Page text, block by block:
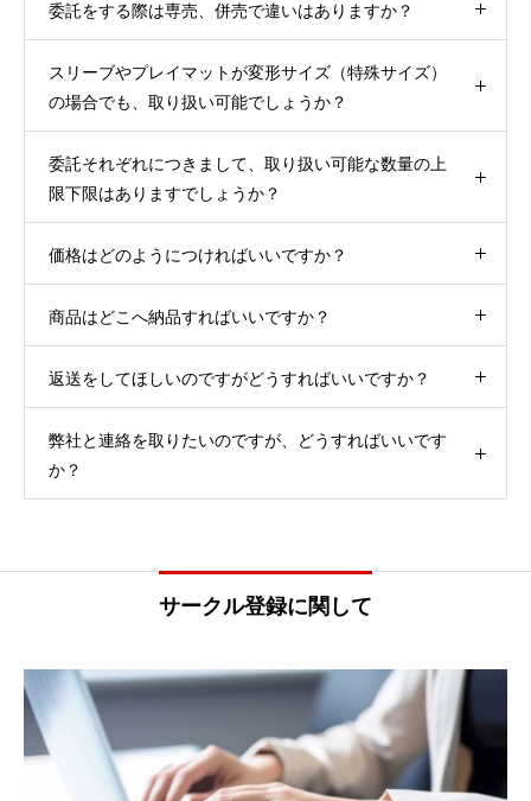
委託をする際は専売、併売で違いはありますか？
スリーブやプレイマットが変形サイズ（特殊サイズ）
の場合でも、取り扱い可能でしょうか？
委託それぞれにつきまして、取り扱い可能な数量の上
限下限はありますでしょうか？
価格はどのようにつければいいですか？
商品はどこへ納品すればいいですか？
返送をしてほしいのですがどうすればいいですか？
弊社と連絡を取りたいのですが、どうすればいいです
か？
サークル登録に関して